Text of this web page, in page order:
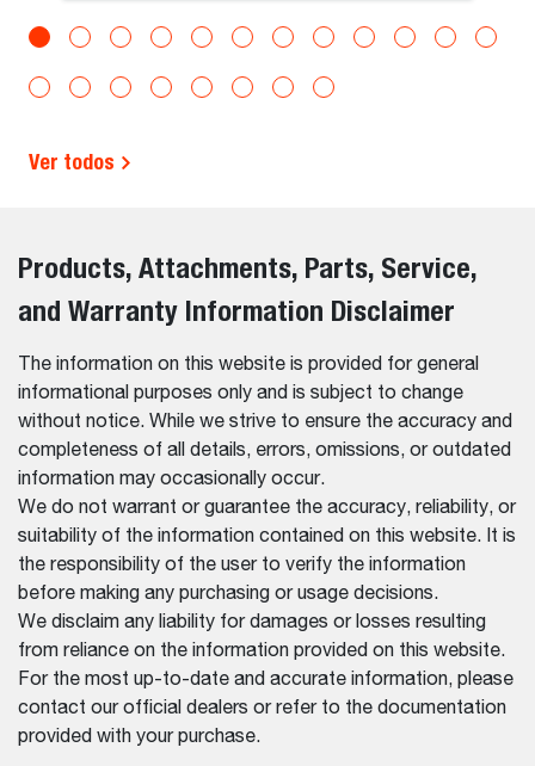
Ver todos
Products, Attachments, Parts, Service,
and Warranty Information Disclaimer
The information on this website is provided for general
informational purposes only and is subject to change
without notice. While we strive to ensure the accuracy and
completeness of all details, errors, omissions, or outdated
information may occasionally occur.
We do not warrant or guarantee the accuracy, reliability, or
suitability of the information contained on this website. It is
the responsibility of the user to verify the information
before making any purchasing or usage decisions.
We disclaim any liability for damages or losses resulting
from reliance on the information provided on this website.
For the most up-to-date and accurate information, please
contact our official dealers or refer to the documentation
provided with your purchase.